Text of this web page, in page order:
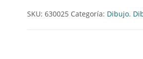
SKU: 630025 Categoría: Dibujo.